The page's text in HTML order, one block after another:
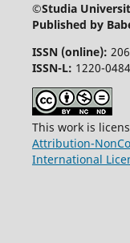
©Studia
Published by
ISSN (online):
ISSN-L: 1220-0484
This work is
Attribution-
International